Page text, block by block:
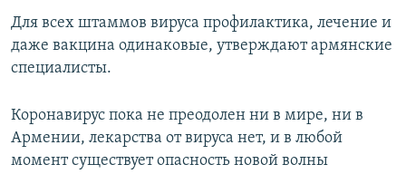
Для всех штаммов вируса профилактика, лечение и
даже вакцина одинаковые, утверждают армянские
специалисты.
Коронавирус пока не преодолен ни в мире, ни в
Армении, лекарства от вируса нет, и в любой
момент существует опасность новой волны